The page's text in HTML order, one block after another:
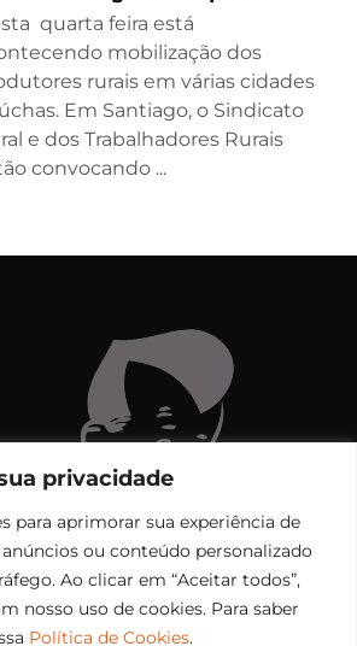
privacidade
para aprimorar sua experiência de
ou conteúdo personalizado
Ao clicar em “Aceitar todos”,
nosso uso de cookies. Para saber
Política de Cookies.
quarta feira está
mobilização dos
rurais em várias cidades
Em Santiago, o Sindicato
e dos Trabalhadores Rurais
convocando ...